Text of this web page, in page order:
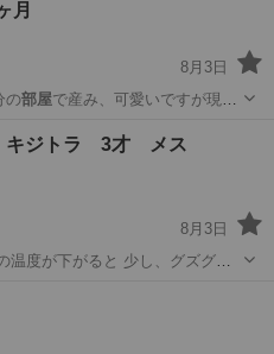
月
8月3日
の部屋で産み、可愛いですが現在
去勢手術
キジトラ 3才 メス
8月3日
温度が下がると 少し、グズグズ